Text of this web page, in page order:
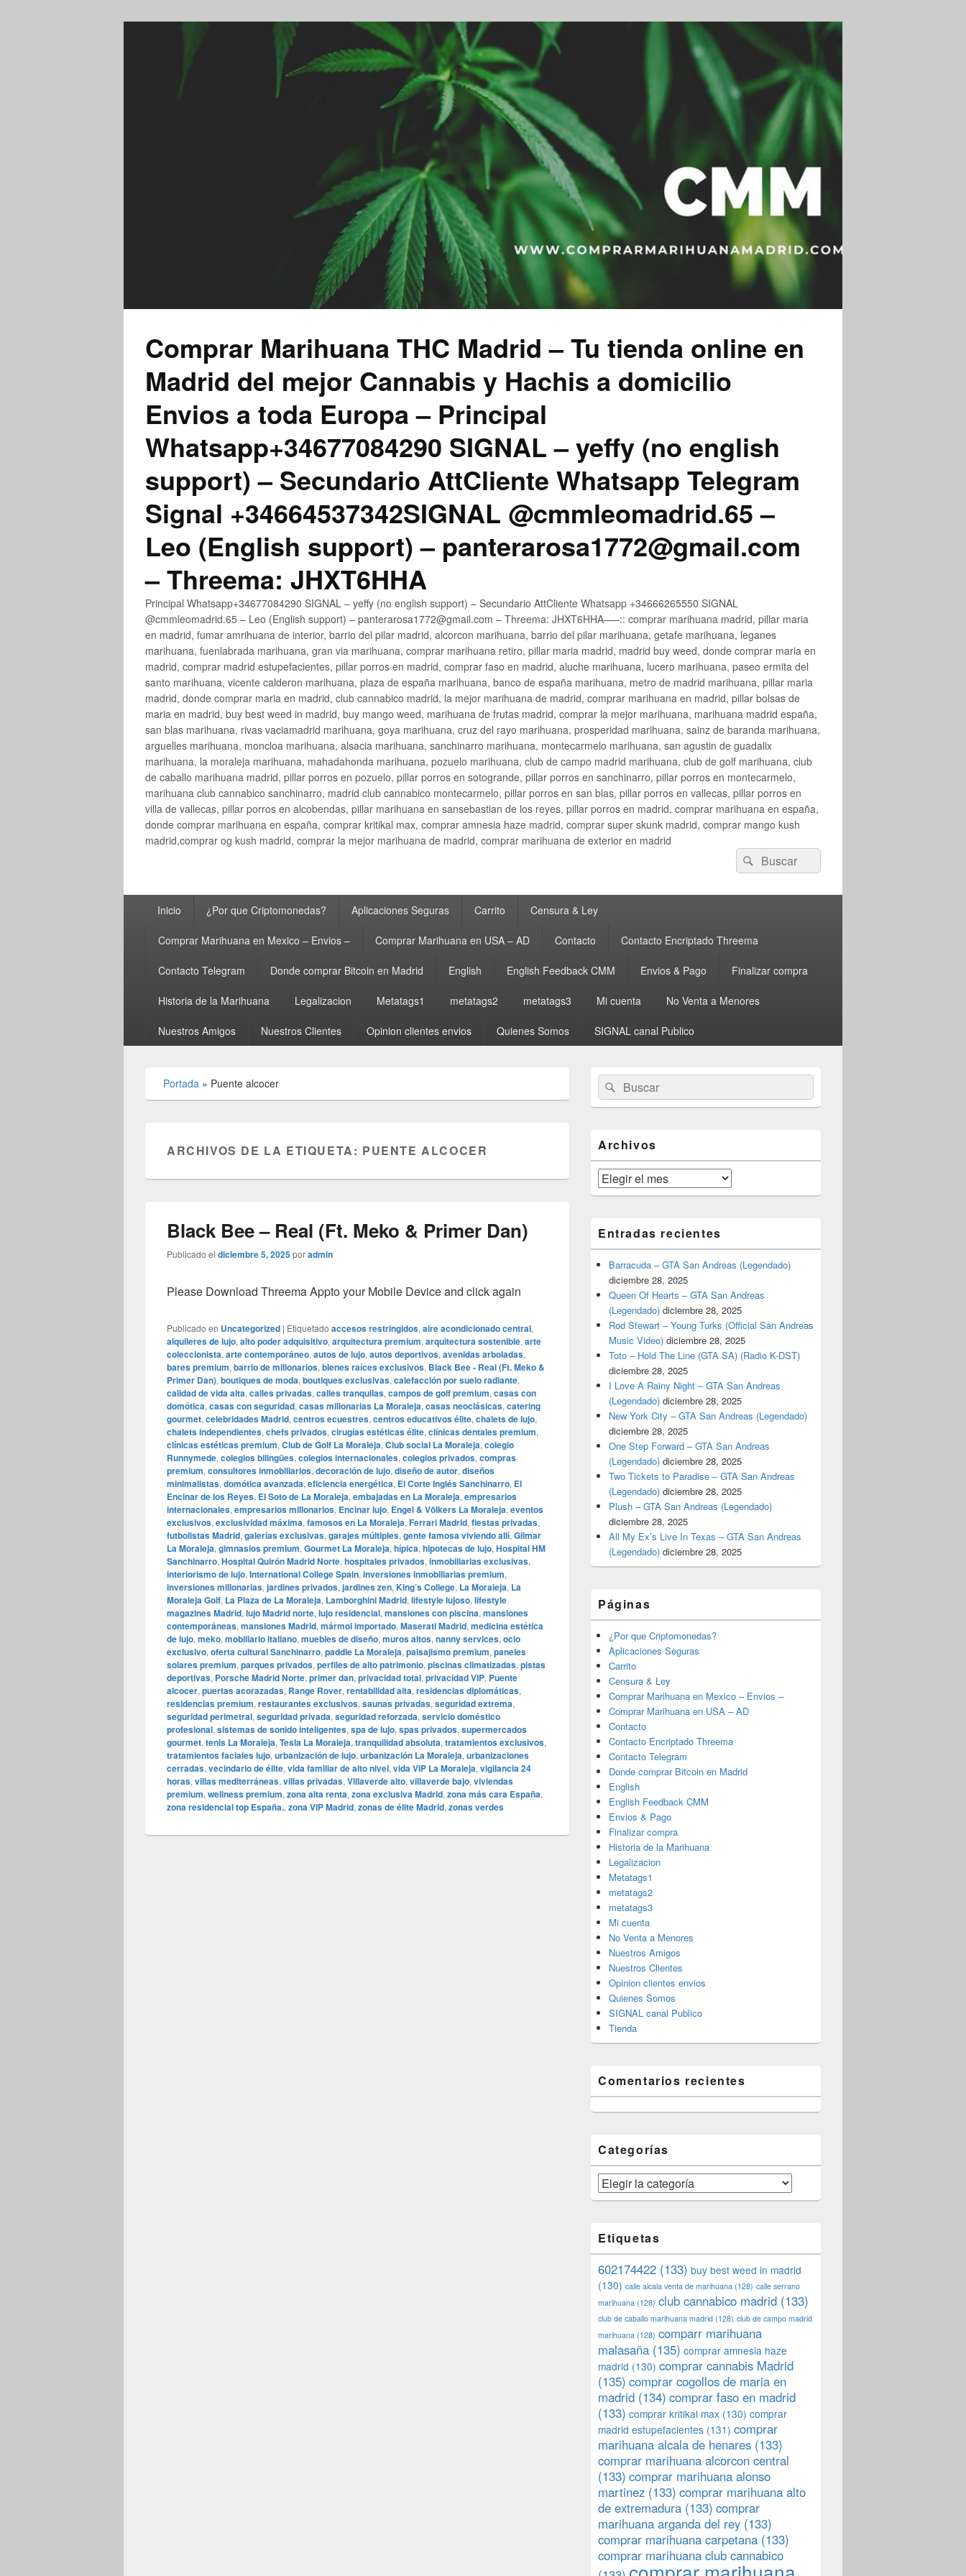
Comprar Marihuana THC Madrid – Tu tienda online en
Madrid del mejor Cannabis y Hachis a domicilio
Envios a toda Europa – Principal
Whatsapp+34677084290 SIGNAL – yeffy (no english
support) – Secundario AttCliente Whatsapp Telegram
Signal +34664537342SIGNAL @cmmleomadrid.65 –
Leo (English support) – panterarosa1772@gmail.com
– Threema: JHXT6HHA
Principal Whatsapp+34677084290 SIGNAL – yeffy (no english support) – Secundario AttCliente Whatsapp +34666265550 SIGNAL
@cmmleomadrid.65 – Leo (English support) – panterarosa1772@gmail.com – Threema: JHXT6HHA—–:: comprar marihuana madrid, pillar maria
en madrid, fumar amrihuana de interior, barrio del pilar madrid, alcorcon marihuana, barrio del pilar marihuana, getafe marihuana, leganes
marihuana, fuenlabrada marihuana, gran via marihuana, comprar marihuana retiro, pillar maria madrid, madrid buy weed, donde comprar maria en
madrid, comprar madrid estupefacientes, pillar porros en madrid, comprar faso en madrid, aluche marihuana, lucero marihuana, paseo ermita del
santo marihuana, vicente calderon marihuana, plaza de españa marihuana, banco de españa marihuana, metro de madrid marihuana, pillar maria
madrid, donde comprar maria en madrid, club cannabico madrid, la mejor marihuana de madrid, comprar marihuana en madrid, pillar bolsas de
maria en madrid, buy best weed in madrid, buy mango weed, marihuana de frutas madrid, comprar la mejor marihuana, marihuana madrid españa,
san blas marihuana, rivas vaciamadrid marihuana, goya marihuana, cruz del rayo marihuana, prosperidad marihuana, sainz de baranda marihuana,
arguelles marihuana, moncloa marihuana, alsacia marihuana, sanchinarro marihuana, montecarmelo marihuana, san agustin de guadalix
marihuana, la moraleja marihuana, mahadahonda marihuana, pozuelo marihuana, club de campo madrid marihuana, club de golf marihuana, club
de caballo marihuana madrid, pillar porros en pozuelo, pillar porros en sotogrande, pillar porros en sanchinarro, pillar porros en montecarmelo,
marihuana club cannabico sanchinarro, madrid club cannabico montecarmelo, pillar porros en san blas, pillar porros en vallecas, pillar porros en
villa de vallecas, pillar porros en alcobendas, pillar marihuana en sansebastian de los reyes, pillar porros en madrid, comprar marihuana en españa,
donde comprar marihuana en españa, comprar kritikal max, comprar amnesia haze madrid, comprar super skunk madrid, comprar mango kush
madrid,comprar og kush madrid, comprar la mejor marihuana de madrid, comprar marihuana de exterior en madrid
Buscar
por:
Buscar
principalInicio ¿Por que Criptomonedas? Aplicaciones Seguras Carrito Censura & Ley
Comprar Marihuana en Mexico – Envios – Comprar Marihuana en USA – AD Contacto Contacto Encriptado Threema
Contacto Telegram Donde comprar Bitcoin en Madrid English English Feedback CMM Envios & Pago Finalizar compra
Historia de la Marihuana Legalizacion Metatags1 metatags2 metatags3 Mi cuenta No Venta a Menores
Nuestros Amigos Nuestros Clientes Opinion clientes envios Quienes Somos SIGNAL canal Publico
Portada » Puente alcocer
ARCHIVOS DE LA ETIQUETA: PUENTE ALCOCER
Black Bee – Real (Ft. Meko & Primer Dan)
Publicado el diciembre 5, 2025poradmin
Please Download Threema Appto your Mobile Device and click again
Publicado en Uncategorized | Etiquetado accesos restringidos, aire acondicionado central,
alquileres de lujo, alto poder adquisitivo, arquitectura premium, arquitectura sostenible, arte
coleccionista, arte contemporáneo, autos de lujo, autos deportivos, avenidas arboladas,
bares premium, barrio de millonarios, bienes raíces exclusivos, Black Bee - Real (Ft. Meko &
Primer Dan), boutiques de moda, boutiques exclusivas, calefacción por suelo radiante,
calidad de vida alta, calles privadas, calles tranquilas, campos de golf premium, casas con
domótica, casas con seguridad, casas millonarias La Moraleja, casas neoclásicas, catering
gourmet, celebridades Madrid, centros ecuestres, centros educativos élite, chalets de lujo,
chalets independientes, chefs privados, cirugías estéticas élite, clínicas dentales premium,
clínicas estéticas premium, Club de Golf La Moraleja, Club social La Moraleja, colegio
Runnymede, colegios bilingües, colegios internacionales, colegios privados, compras
premium, consultores inmobiliarios, decoración de lujo, diseño de autor, diseños
minimalistas, domótica avanzada, eficiencia energética, El Corte Inglés Sanchinarro, El
Encinar de los Reyes, El Soto de La Moraleja, embajadas en La Moraleja, empresarios
internacionales, empresarios millonarios, Encinar lujo, Engel & Völkers La Moraleja, eventos
exclusivos, exclusividad máxima, famosos en La Moraleja, Ferrari Madrid, fiestas privadas,
futbolistas Madrid, galerías exclusivas, garajes múltiples, gente famosa viviendo allí, Gilmar
La Moraleja, gimnasios premium, Gourmet La Moraleja, hípica, hipotecas de lujo, Hospital HM
Sanchinarro, Hospital Quirón Madrid Norte, hospitales privados, inmobiliarias exclusivas,
interiorismo de lujo, International College Spain, inversiones inmobiliarias premium,
inversiones millonarias, jardines privados, jardines zen, King’s College, La Moraleja, La
Moraleja Golf, La Plaza de La Moraleja, Lamborghini Madrid, lifestyle lujoso, lifestyle
magazines Madrid, lujo Madrid norte, lujo residencial, mansiones con piscina, mansiones
contemporáneas, mansiones Madrid, mármol importado, Maserati Madrid, medicina estética
de lujo, meko, mobiliario italiano, muebles de diseño, muros altos, nanny services, ocio
exclusivo, oferta cultural Sanchinarro, paddle La Moraleja, paisajismo premium, paneles
solares premium, parques privados, perfiles de alto patrimonio, piscinas climatizadas, pistas
deportivas, Porsche Madrid Norte, primer dan, privacidad total, privacidad VIP, Puente
alcocer, puertas acorazadas, Range Rover, rentabilidad alta, residencias diplomáticas,
residencias premium, restaurantes exclusivos, saunas privadas, seguridad extrema,
seguridad perimetral, seguridad privada, seguridad reforzada, servicio doméstico
profesional, sistemas de sonido inteligentes, spa de lujo, spas privados, supermercados
gourmet, tenis La Moraleja, Tesla La Moraleja, tranquilidad absoluta, tratamientos exclusivos,
tratamientos faciales lujo, urbanización de lujo, urbanización La Moraleja, urbanizaciones
cerradas, vecindario de élite, vida familiar de alto nivel, vida VIP La Moraleja, vigilancia 24
horas, villas mediterráneas, villas privadas, Villaverde alto, villaverde bajo, viviendas
premium, wellness premium, zona alta renta, zona exclusiva Madrid, zona más cara España,
zona residencial top España., zona VIP Madrid, zonas de élite Madrid, zonas verdes
área
de
widget
lateral
primaria
Buscar
por:
Buscar
Archivos
Archivos
Entradas recientes
Barracuda – GTA San Andreas (Legendado)
diciembre 28, 2025
Queen Of Hearts – GTA San Andreas
(Legendado) diciembre 28, 2025
Rod Stewart – Young Turks (Official San Andreas
Music Video) diciembre 28, 2025
Toto – Hold The Line (GTA SA) (Radio K-DST)
diciembre 28, 2025
I Love A Rainy Night – GTA San Andreas
(Legendado) diciembre 28, 2025
New York City – GTA San Andreas (Legendado)
diciembre 28, 2025
One Step Forward – GTA San Andreas
(Legendado) diciembre 28, 2025
Two Tickets to Paradise – GTA San Andreas
(Legendado) diciembre 28, 2025
Plush – GTA San Andreas (Legendado)
diciembre 28, 2025
All My Ex’s Live In Texas – GTA San Andreas
(Legendado) diciembre 28, 2025
Páginas
¿Por que Criptomonedas?
Aplicaciones Seguras
Carrito
Censura & Ley
Comprar Marihuana en Mexico – Envios –
Comprar Marihuana en USA – AD
Contacto
Contacto Encriptado Threema
Contacto Telegram
Donde comprar Bitcoin en Madrid
English
English Feedback CMM
Envios & Pago
Finalizar compra
Historia de la Marihuana
Legalizacion
Metatags1
metatags2
metatags3
Mi cuenta
No Venta a Menores
Nuestros Amigos
Nuestros Clientes
Opinion clientes envios
Quienes Somos
SIGNAL canal Publico
Tienda
Comentarios recientes
Categorías
Categorías
Etiquetas
602174422 (133) buy best weed in madrid
(130) calle alcala venta de marihuana (128) calle serrano
marihuana (128) club cannabico madrid (133)
club de caballo marihuana madrid (128) club de campo madrid
marihuana (128) comparr marihuana
malasaña (135) comprar amnesia haze
madrid (130) comprar cannabis Madrid
(135) comprar cogollos de maria en
madrid (134) comprar faso en madrid
(133) comprar kritikal max (130) comprar
madrid estupefacientes (131) comprar
marihuana alcala de henares (133)
comprar marihuana alcorcon central
(133) comprar marihuana alonso
martinez (133) comprar marihuana alto
de extremadura (133) comprar
marihuana arganda del rey (133)
comprar marihuana carpetana (133)
comprar marihuana club cannabico